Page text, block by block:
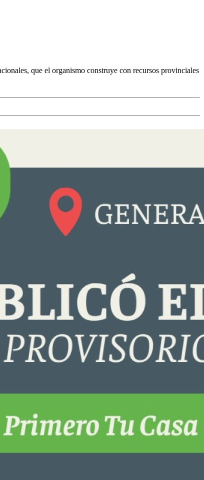
que el organismo construye con recursos provinciales